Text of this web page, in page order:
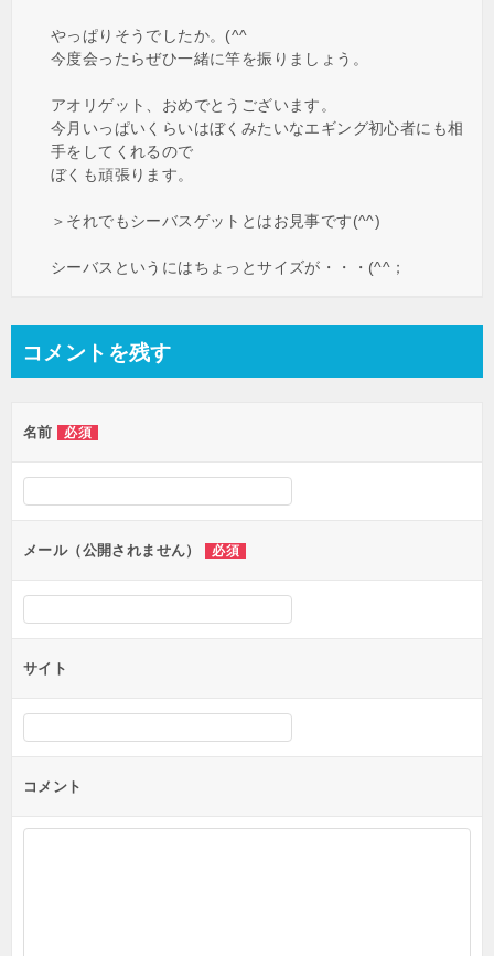
やっぱりそうでしたか。(^^ゞ
今度会ったらぜひ一緒に竿を振りましょう。
アオリゲット、おめでとうございます。
今月いっぱいくらいはぼくみたいなエギング初心者にも相
手をしてくれるので
ぼくも頑張ります。
＞それでもシーバスゲットとはお見事です(^^)
シーバスというにはちょっとサイズが・・・(^^；
コメントを残す
名前 必須
メール（公開されません） 必須
サイト
コメント